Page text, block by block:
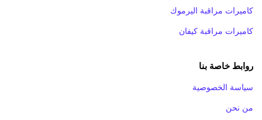
كاميرات مراقبة اليرموك
كاميرات مراقبة كيفان
روابط خاصة بنا
سياسة الخصوصية
من نحن